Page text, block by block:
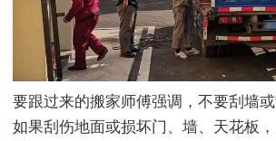
要跟过来的搬家师傅强调，不要刮墙或
如果刮伤地面或损坏门、墙、天花板